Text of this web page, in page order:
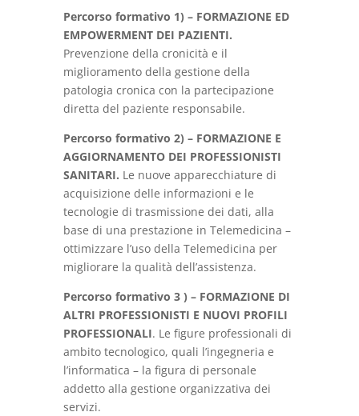
Percorso formativo 1) – FORMAZIONE ED
EMPOWERMENT DEI PAZIENTI.
Prevenzione della cronicità e il
miglioramento della gestione della
patologia cronica con la partecipazione
diretta del paziente responsabile.
Percorso formativo 2) – FORMAZIONE E
AGGIORNAMENTO DEI PROFESSIONISTI
SANITARI. Le nuove apparecchiature di
acquisizione delle informazioni e le
tecnologie di trasmissione dei dati, alla
base di una prestazione in Telemedicina –
ottimizzare l’uso della Telemedicina per
migliorare la qualità dell’assistenza.
Percorso formativo 3 ) – FORMAZIONE DI
ALTRI PROFESSIONISTI E NUOVI PROFILI
PROFESSIONALI. Le figure professionali di
ambito tecnologico, quali l’ingegneria e
l’informatica – la figura di personale
addetto alla gestione organizzativa dei
servizi.